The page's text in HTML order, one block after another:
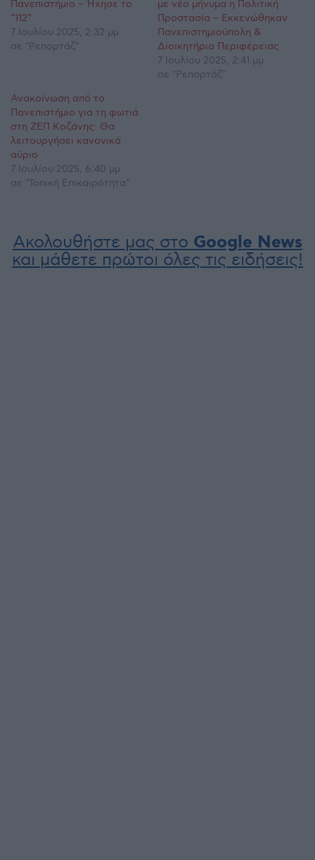
Πανεπιστήμιο – Ήχησε το
“112”
7 Ιουλίου 2025, 2:32 μμ
σε "Ρεπορτάζ"
με νέο μήνυμα η Πολιτική
Προστασία – Εκκενώθηκαν
Πανεπιστημιούπολη &
Διοικητήριο Περιφέρειας
7 Ιουλίου 2025, 2:41 μμ
σε "Ρεπορτάζ"
Ανακοίνωση από το
Πανεπιστήμιο για τη φωτιά
στη ΖΕΠ Κοζάνης: Θα
λειτουργήσει κανονικά
αύριο
7 Ιουλίου 2025, 6:40 μμ
σε "Τοπική Επικαιρότητα"
Ακολουθήστε μας στο Google News
και μάθετε πρώτοι όλες τις ειδήσεις!